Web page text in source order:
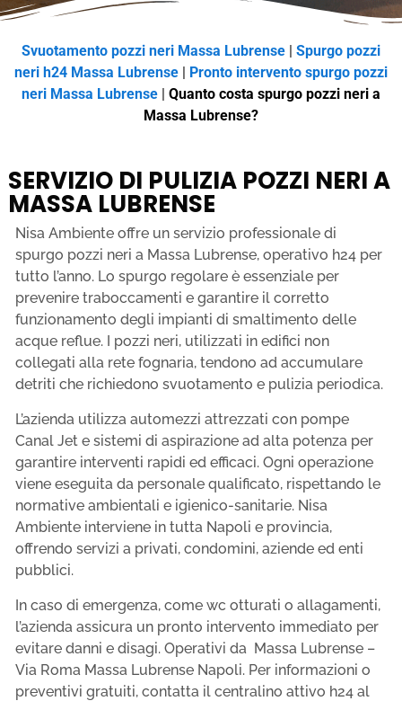
Svuotamento pozzi neri Massa Lubrense | Spurgo pozzi
neri h24 Massa Lubrense | Pronto intervento spurgo pozzi
neri Massa Lubrense | Quanto costa spurgo pozzi neri a
Massa Lubrense?
SERVIZIO DI PULIZIA POZZI NERI A
MASSA LUBRENSE
Nisa Ambiente offre un servizio professionale di
spurgo pozzi neri a Massa Lubrense, operativo h24 per
tutto l’anno. Lo spurgo regolare è essenziale per
prevenire traboccamenti e garantire il corretto
funzionamento degli impianti di smaltimento delle
acque reflue. I pozzi neri, utilizzati in edifici non
collegati alla rete fognaria, tendono ad accumulare
detriti che richiedono svuotamento e pulizia periodica.
L’azienda utilizza automezzi attrezzati con pompe
Canal Jet e sistemi di aspirazione ad alta potenza per
garantire interventi rapidi ed efficaci. Ogni operazione
viene eseguita da personale qualificato, rispettando le
normative ambientali e igienico-sanitarie. Nisa
Ambiente interviene in tutta Napoli e provincia,
offrendo servizi a privati, condomini, aziende ed enti
pubblici.
In caso di emergenza, come wc otturati o allagamenti,
l’azienda assicura un pronto intervento immediato per
evitare danni e disagi. Operativi da Massa Lubrense –
Via Roma Massa Lubrense Napoli. Per informazioni o
preventivi gratuiti, contatta il centralino attivo h24 al